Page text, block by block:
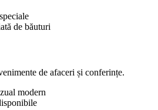
de băuturi
de afaceri și conferințe.
modern